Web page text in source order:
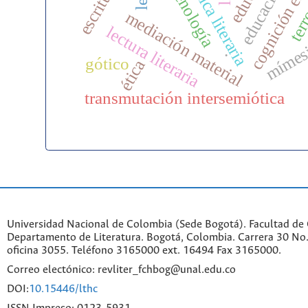
mediación material
transmutación intersemiótica
.
lectura literaria
ética
gótico
Universidad Nacional de Colombia (Sede Bogotá). Facultad de
Departamento de Literatura. Bogotá, Colombia. Carrera 30
oficina 3055. Teléfono 3165000 ext. 16494 Fax 3165000.
Correo electónico: revliter_fchbog@unal.edu.co
DOI:10.15446/lthc